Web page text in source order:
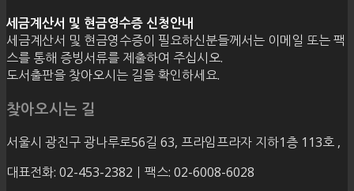
세금계산서 및 현금영수증 신청안내
세금계산서 및 현금영수증이 필요하신분들께서는 이메일 또는 팩
스를 통해 증빙서류를 제출하여 주십시오.
도서출판을 찾아오시는 길을 확인하세요.
찾아오시는 길
서울시 광진구 광나루로56길 63, 프라임프라자 지하1층 113호 ,
대표전화: 02-453-2382ㅣ팩스: 02-6008-6028